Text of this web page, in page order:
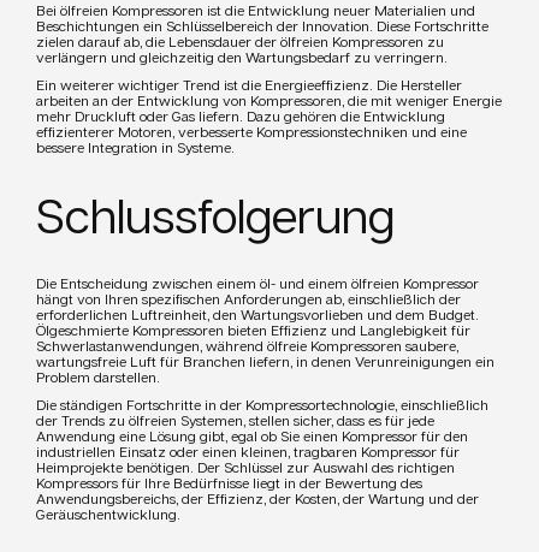
Bei ölfreien Kompressoren ist die Entwicklung neuer Materialien und
Beschichtungen ein Schlüsselbereich der Innovation. Diese Fortschritte
zielen darauf ab, die Lebensdauer der ölfreien Kompressoren zu
verlängern und gleichzeitig den Wartungsbedarf zu verringern.
Ein weiterer wichtiger Trend ist die Energieeffizienz. Die Hersteller
arbeiten an der Entwicklung von Kompressoren, die mit weniger Energie
mehr Druckluft oder Gas liefern. Dazu gehören die Entwicklung
effizienterer Motoren, verbesserte Kompressionstechniken und eine
bessere Integration in Systeme.
Schlussfolgerung
Die Entscheidung zwischen einem öl- und einem ölfreien Kompressor
hängt von Ihren spezifischen Anforderungen ab, einschließlich der
erforderlichen Luftreinheit, den Wartungsvorlieben und dem Budget.
Ölgeschmierte Kompressoren bieten Effizienz und Langlebigkeit für
Schwerlastanwendungen, während ölfreie Kompressoren saubere,
wartungsfreie Luft für Branchen liefern, in denen Verunreinigungen ein
Problem darstellen.
Die ständigen Fortschritte in der Kompressortechnologie, einschließlich
der Trends zu ölfreien Systemen, stellen sicher, dass es für jede
Anwendung eine Lösung gibt, egal ob Sie einen Kompressor für den
industriellen Einsatz oder einen kleinen, tragbaren Kompressor für
Heimprojekte benötigen. Der Schlüssel zur Auswahl des richtigen
Kompressors für Ihre Bedürfnisse liegt in der Bewertung des
Anwendungsbereichs, der Effizienz, der Kosten, der Wartung und der
Geräuschentwicklung.